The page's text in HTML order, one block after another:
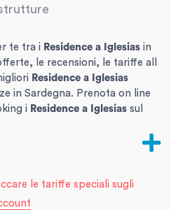
te tra i Residence a Iglesias in
le recensioni, le tariffe all
Residence a Iglesias
in Sardegna. Prenota on line
i Residence a Iglesias sul
le tariffe speciali sugli